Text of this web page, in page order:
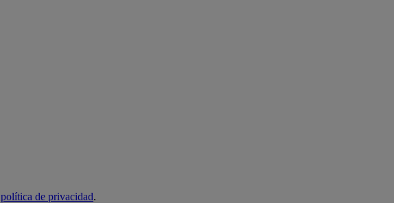
política de privacidad.